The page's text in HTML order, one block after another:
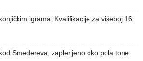
igrama: Kvalifikacije za višeboj 16.
Smedereva, zaplenjeno oko pola tone